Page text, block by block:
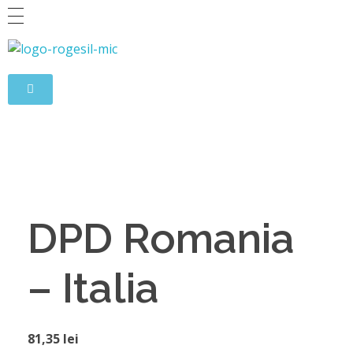
DPD Romania
– Italia
81,35 lei